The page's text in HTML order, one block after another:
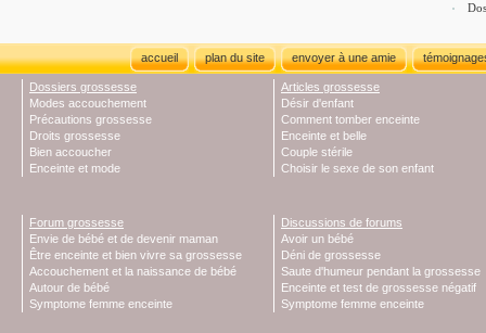
accueil plan du site envoyer à une amie
Dossiers grossesse
Modes accouchement
Précautions grossesse
Droits grossesse
Bien accoucher
Enceinte et mode
Articles grossesse
Désir d'enfant
Comment tomber enceinte
Enceinte et belle
Couple stérile
Choisir le sexe de son enfant
Forum grossesse
Envie de bébé et de devenir maman
Être enceinte et bien vivre sa grossesse
Accouchement et la naissance de bébé
Autour de bébé
Symptome femme enceinte
Discussions de forums
Avoir un bébé
Déni de grossesse
Saute d'humeur pendant la grossesse
Enceinte et test de grossesse négatif
Symptome femme enceinte